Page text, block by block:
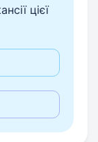
цієї